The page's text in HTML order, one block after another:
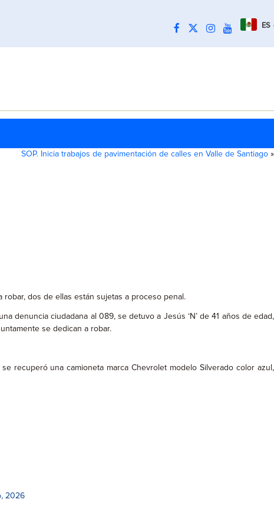
ES
SOP. Inicia trabajos de pavimentación de calles en Valle de Santiago »
dos de ellas están sujetas a proceso penal.
denuncia ciudadana al 089, se detuvo a Jesús ‘N’ de 41 años de edad,
se dedican a robar.
recuperó una camioneta marca Chevrolet modelo Silverado color azul,
2026